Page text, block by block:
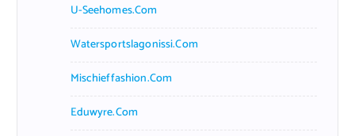
U-Seehomes.com
Watersportslagonissi.com
Mischieffashion.com
Eduwyre.com